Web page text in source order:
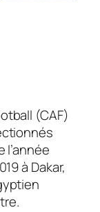
(CAF)
l’année
à Dakar,